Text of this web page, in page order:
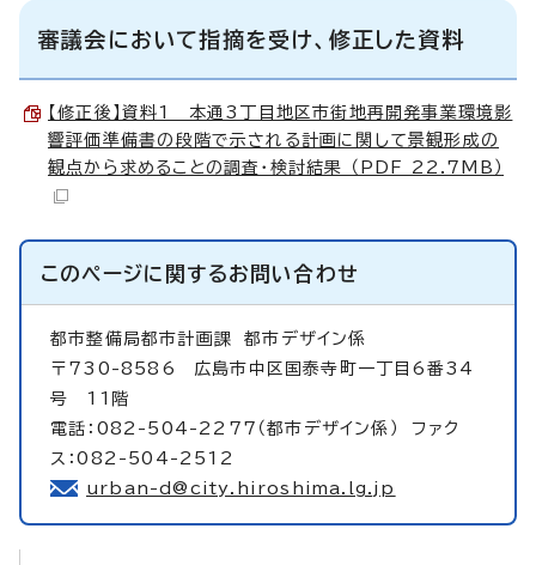
審議会において指摘を受け、修正した資料
【修正後】資料1 本通3丁目地区市街地再開発事業環境影
響評価準備書の段階で示される計画に関して景観形成の
観点から求めることの調査・検討結果 （PDF 22.7MB）
このページに関するお問い合わせ
都市整備局都市計画課都市デザイン係
〒730-8586 広島市中区国泰寺町一丁目6番34
号 11階
電話：082-504-2277（都市デザイン係） ファク
ス：082-504-2512
urban-d@city.hiroshima.lg.jp